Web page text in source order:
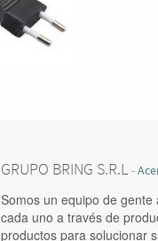
GRUPO BRING S.R.L -
Somos un equipo de
cada uno a través de
productos para solucionar